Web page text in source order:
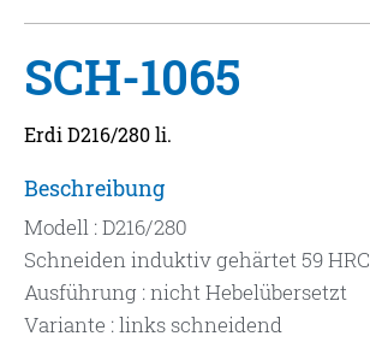
SCH-1065
Erdi D216/280 li.
Beschreibung
Modell : D216/280
Schneiden induktiv gehärtet 59 HRC
Ausführung : nicht Hebelübersetzt
Variante : links schneidend